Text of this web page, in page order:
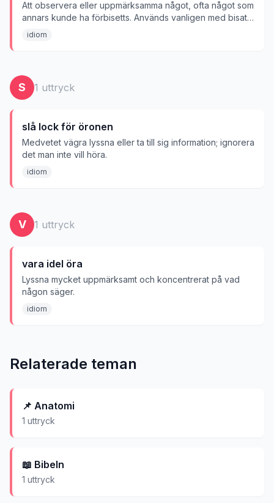
Att observera eller uppmärksamma något, ofta något som
annars kunde ha förbisetts. Används vanligen med bisats:
'lägga märke till att ...'
idiom
S 1 uttryck
slå lock för öronen
Medvetet vägra lyssna eller ta till sig information; ignorera
det man inte vill höra.
idiom
V 1 uttryck
vara idel öra
Lyssna mycket uppmärksamt och koncentrerat på vad
någon säger.
idiom
Relaterade teman
📌 Anatomi
1 uttryck
📖 Bibeln
1 uttryck